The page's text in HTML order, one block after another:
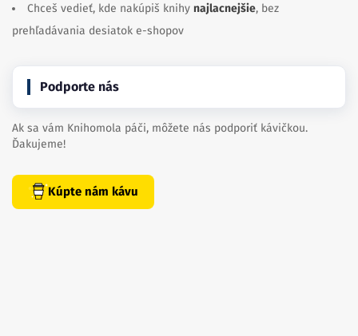
Chceš vedieť, kde nakúpiš knihy najlacnejšie, bez
prehľadávania desiatok e-shopov
Podporte nás
Ak sa vám Knihomola páči, môžete nás podporiť kávičkou.
Ďakujeme!
Kúpte nám kávu